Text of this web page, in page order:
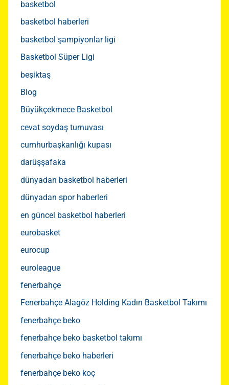
basketbol
basketbol haberleri
basketbol şampiyonlar ligi
Basketbol Süper Ligi
beşiktaş
Blog
Büyükçekmece Basketbol
cevat soydaş turnuvası
cumhurbaşkanlığı kupası
darüşşafaka
dünyadan basketbol haberleri
dünyadan spor haberleri
en güncel basketbol haberleri
eurobasket
eurocup
euroleague
fenerbahçe
Fenerbahçe Alagöz Holding Kadın Basketbol Takımı
fenerbahçe beko
fenerbahçe beko basketbol takımı
fenerbahçe beko haberleri
fenerbahçe beko koç